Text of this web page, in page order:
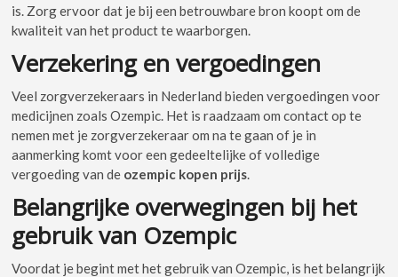
is. Zorg ervoor dat je bij een betrouwbare bron koopt om de
kwaliteit van het product te waarborgen.
Verzekering en vergoedingen
Veel zorgverzekeraars in Nederland bieden vergoedingen voor
medicijnen zoals Ozempic. Het is raadzaam om contact op te
nemen met je zorgverzekeraar om na te gaan of je in
aanmerking komt voor een gedeeltelijke of volledige
vergoeding van de ozempic kopen prijs
Belangrijke overwegingen bij het
gebruik van Ozempic
Voordat je begint met het gebruik van Ozempic, is het belangrijk